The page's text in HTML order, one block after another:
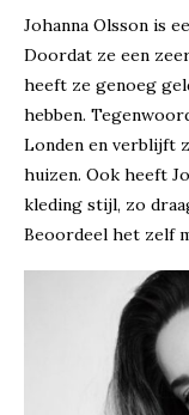
Johanna Olsson is
Doordat ze een
heeft ze genoeg
hebben.
Londen en verblijft
huizen. Ook heeft
kleding stijl, zo
Beoordeel het zelf